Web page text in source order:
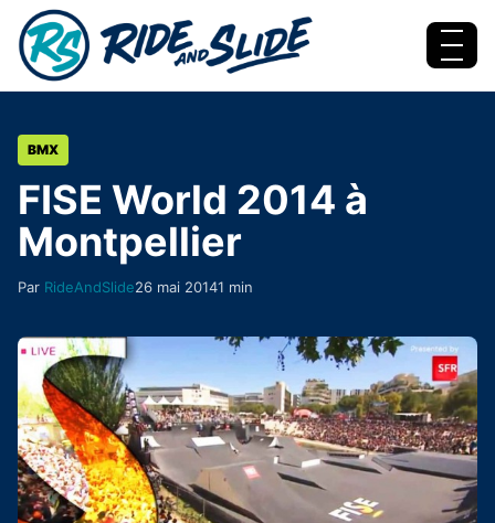
Aller au contenu
Menu
BMX
FISE World 2014 à
Montpellier
Par RideAndSlide26 mai 20141 min